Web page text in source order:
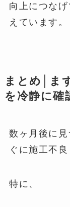
向上につな
えています。
まとめ│ま
を冷静に確
数ヶ月後に
ぐに施工不
特に、